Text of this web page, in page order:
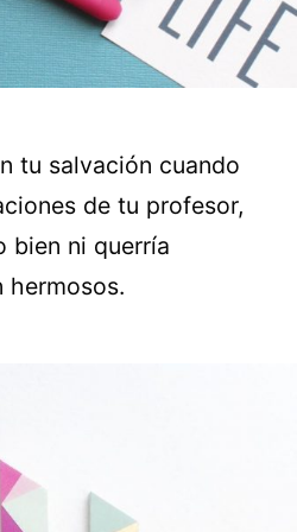
tu salvación cuando
de tu profesor,
bien ni querría
hermosos.